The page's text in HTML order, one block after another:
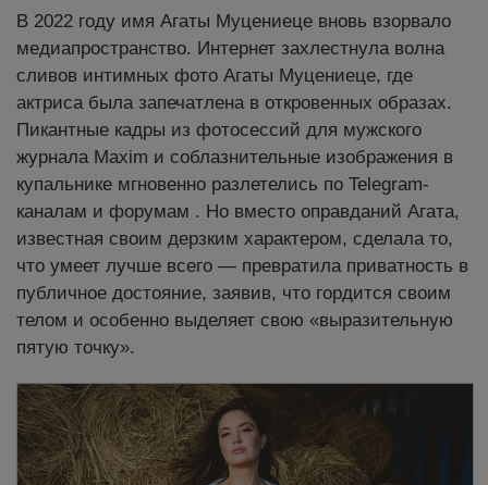
В 2022 году имя Агаты Муцениеце вновь взорвало
медиапространство. Интернет захлестнула волна
сливов интимных фото Агаты Муцениеце, где
актриса была запечатлена в откровенных образах.
Пикантные кадры из фотосессий для мужского
журнала Maxim и соблазнительные изображения в
купальнике мгновенно разлетелись по Telegram-
каналам и форумам . Но вместо оправданий Агата,
известная своим дерзким характером, сделала то,
что умеет лучше всего — превратила приватность в
публичное достояние, заявив, что гордится своим
телом и особенно выделяет свою «выразительную
пятую точку».